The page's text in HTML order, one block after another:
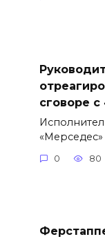
сговоре
0 80